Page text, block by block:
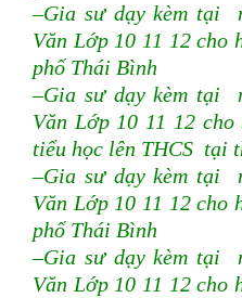
–Gia sư dạy kèm tại
Văn Lớp 10 11 12
phố Thái Bình
–Gia sư dạy kèm tại
Văn Lớp 10 11 12
tiểu học lên THCS tại
–Gia sư dạy kèm tại
Văn Lớp 10 11 12
phố Thái Bình
–Gia sư dạy kèm tại
Văn Lớp 10 11 12